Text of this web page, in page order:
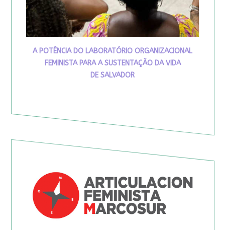
A POTÊNCIA DO LABORATÓRIO ORGANIZACIONAL
FEMINISTA PARA A SUSTENTAÇÃO DA VIDA
DE SALVADOR